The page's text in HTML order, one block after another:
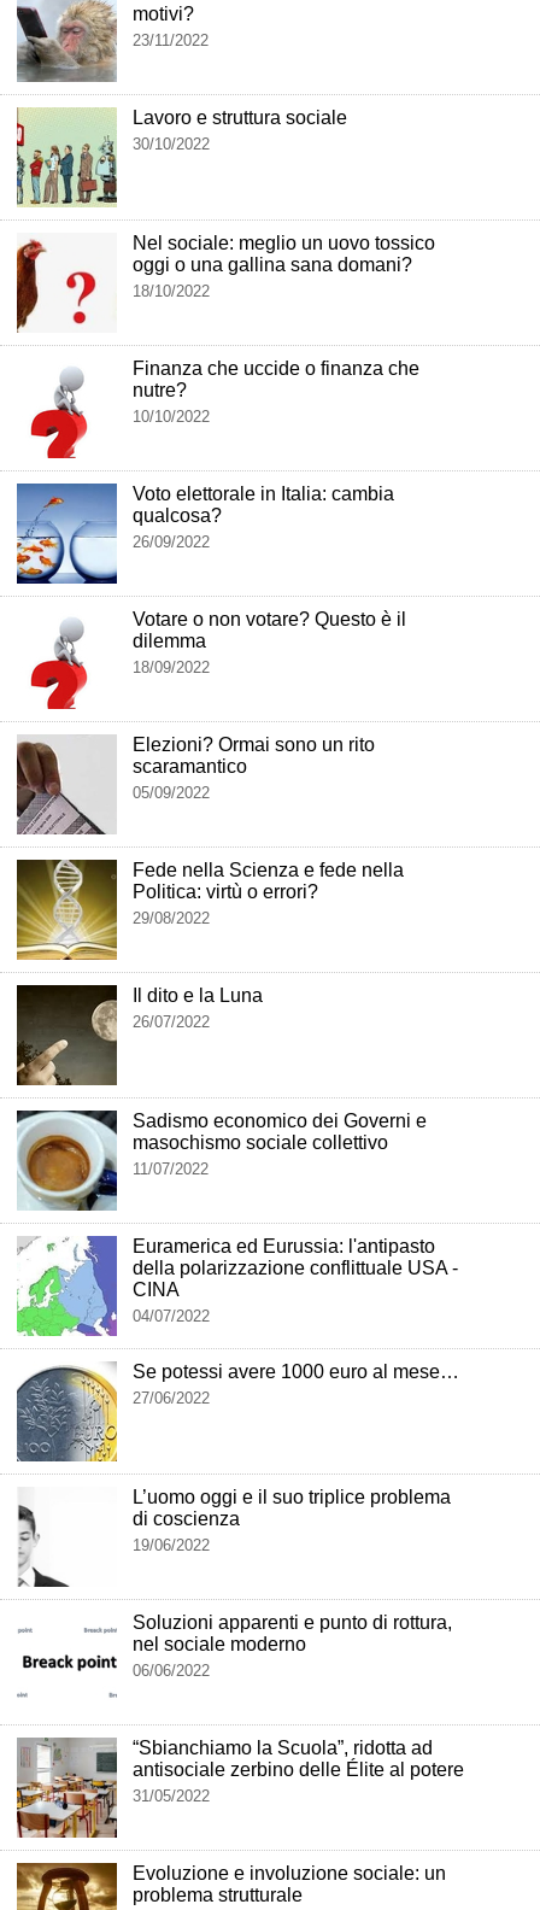
motivi?
23/11/2022
Lavoro e struttura sociale
30/10/2022
Nel sociale: meglio un uovo tossico
oggi o una gallina sana domani?
18/10/2022
Finanza che uccide o finanza che
nutre?
10/10/2022
Voto elettorale in Italia: cambia
qualcosa?
26/09/2022
Votare o non votare? Questo è il
dilemma
18/09/2022
Elezioni? Ormai sono un rito
scaramantico
05/09/2022
Fede nella Scienza e fede nella
Politica: virtù o errori?
29/08/2022
Il dito e la Luna
26/07/2022
Sadismo economico dei Governi e
masochismo sociale collettivo
11/07/2022
Euramerica ed Eurussia: l'antipasto
della polarizzazione conflittuale USA -
CINA
04/07/2022
Se potessi avere 1000 euro al mese…
27/06/2022
L’uomo oggi e il suo triplice problema
di coscienza
19/06/2022
Soluzioni apparenti e punto di rottura,
nel sociale moderno
06/06/2022
“Sbianchiamo la Scuola”, ridotta ad
antisociale zerbino delle Élite al potere
31/05/2022
Evoluzione e involuzione sociale: un
problema strutturale